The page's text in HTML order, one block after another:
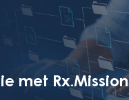
met Rx.Mission